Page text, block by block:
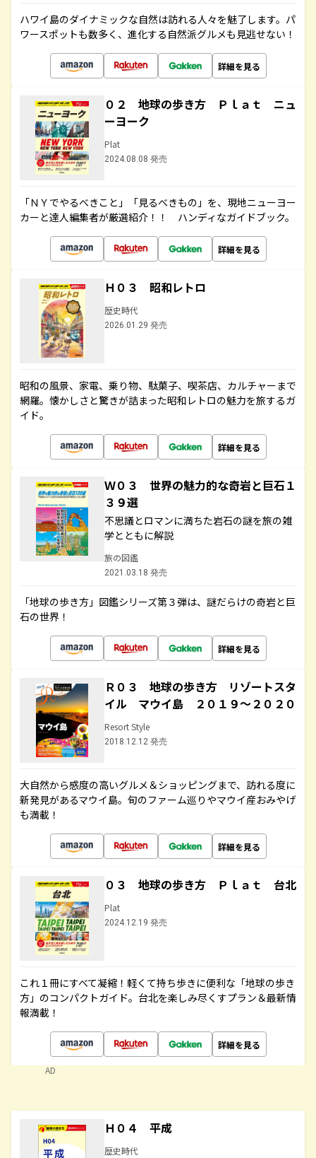
ハワイ島のダイナミックな自然は訪れる人々を魅了します。パ
ワースポットも数多く、進化する自然派グルメも見逃せない！
詳細を見る
０２ 地球の歩き方 Ｐｌａｔ ニュ
ーヨーク
Plat
2024.08.08 発売
「ＮＹでやるべきこと」「見るべきもの」を、現地ニューヨー
カーと達人編集者が厳選紹介！！ ハンディなガイドブック。
詳細を見る
Ｈ０３ 昭和レトロ
歴史時代
2026.01.29 発売
昭和の風景、家電、乗り物、駄菓子、喫茶店、カルチャーまで
網羅。懐かしさと驚きが詰まった昭和レトロの魅力を旅するガ
イド。
詳細を見る
Ｗ０３ 世界の魅力的な奇岩と巨石１
３９選
不思議とロマンに満ちた岩石の謎を旅の雑
学とともに解説
旅の図鑑
2021.03.18 発売
「地球の歩き方」図鑑シリーズ第３弾は、謎だらけの奇岩と巨
石の世界！
詳細を見る
Ｒ０３ 地球の歩き方 リゾートスタ
イル マウイ島 ２０１９～２０２０
Resort Style
2018.12.12 発売
大自然から感度の高いグルメ＆ショッピングまで、訪れる度に
新発見があるマウイ島。旬のファーム巡りやマウイ産おみやげ
も満載！
詳細を見る
０３ 地球の歩き方 Ｐｌａｔ 台北
Plat
2024.12.19 発売
これ１冊にすべて凝縮！軽くて持ち歩きに便利な「地球の歩き
方」のコンパクトガイド。台北を楽しみ尽くすプラン＆最新情
報満載！
詳細を見る
AD
Ｈ０４ 平成
歴史時代